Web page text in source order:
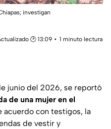
investigan
🕑 13:09
1 minuto lectura
junio del 2026, se reportó
de una mujer en el
acuerdo con testigos, la
de vestir y